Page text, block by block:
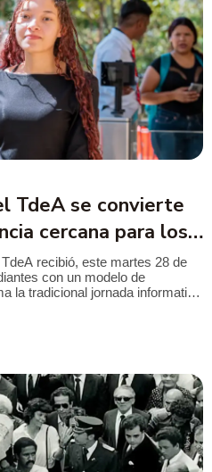
TdeA se convierte
cercana para los
recibió, este martes 28 de
con un modelo de
la tradicional jornada informativa
programas y beneficios que